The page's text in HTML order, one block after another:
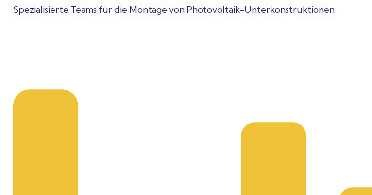
Spezialisierte Teams für die Montage von Photovoltaik-Unterkonstruktionen